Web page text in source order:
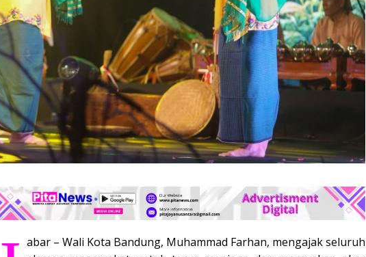
abar – Wali Kota Bandung, Muhammad Farhan, mengajak seluruh